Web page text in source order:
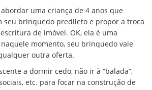
uma criança de 4 anos que
seu brinquedo predileto e propor a troca
de imóvel. OK, ela é uma
momento, seu brinquedo vale
outra oferta.
a dormir cedo, não ir à “balada”,
etc. para focar na construção de